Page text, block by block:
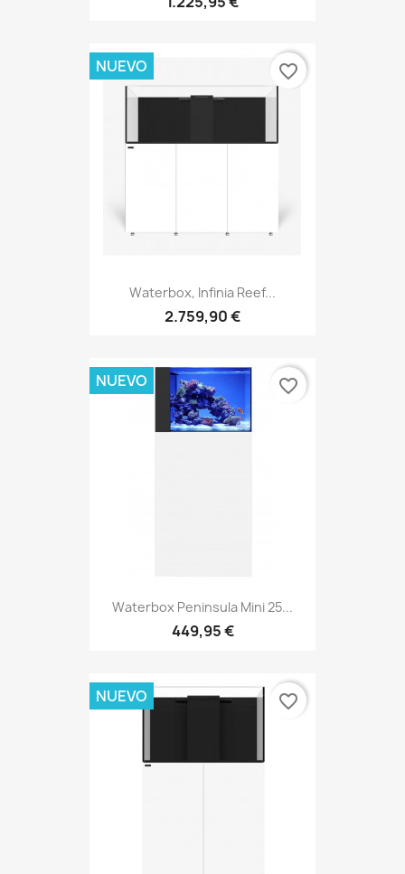
Waterbox, Infinia Reef...
2.759,90 €
NUEVO favorite_border
Waterbox Peninsula Mini 25...
449,95 €
NUEVO favorite_border
NUEVO favorite_border